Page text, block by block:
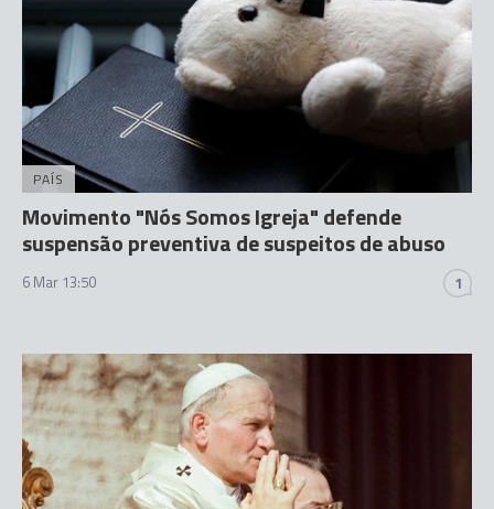
PAÍS
Movimento "Nós Somos Igreja" defende
suspensão preventiva de suspeitos de abuso
6 Mar 13:50 1